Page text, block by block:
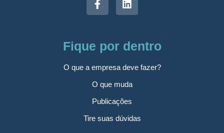
Fique por dentro
O que a empresa deve fazer?
O que muda
Publicações
Tire suas dúvidas